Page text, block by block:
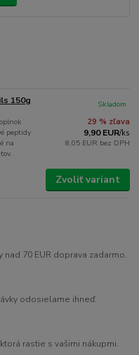
150g
peptidy
na
29 % zľava
9,90 EUR/ks
8,05 EUR bez DPH
Skladom
Zvoliť variant
nad 70 EUR doprava zadarmo.
odosielame ihneď.
rastie s vašimi nákupmi.